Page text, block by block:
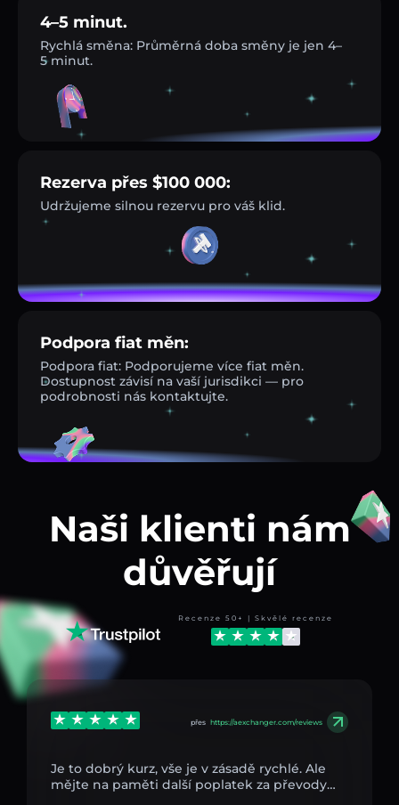
4–5 minut.
Rychlá směna: Průměrná doba směny je jen 4–
5 minut.
Rezerva přes $100 000:
Udržujeme silnou rezervu pro váš klid.
Podpora fiat měn:
Podpora fiat: Podporujeme více fiat měn.
Dostupnost závisí na vaší jurisdikci — pro
podrobnosti nás kontaktujte.
Naši klienti nám
důvěřují
Recenze 50+ | Skvělé recenze
přes https://aexchanger.com/reviews
Je to dobrý kurz, vše je v zásadě rychlé. Ale
mějte na paměti další poplatek za převody…